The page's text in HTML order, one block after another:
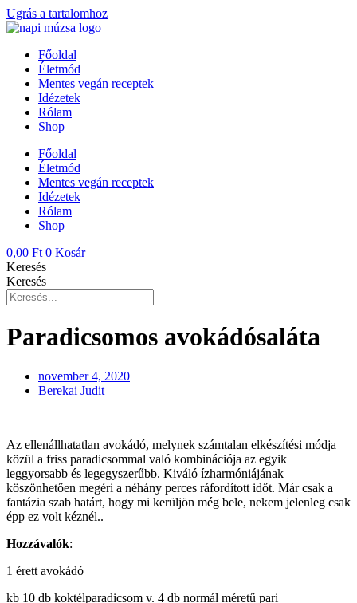
Ugrás a tartalomhoz
Főoldal
Életmód
Mentes vegán receptek
Idézetek
Rólam
Shop
Főoldal
Életmód
Mentes vegán receptek
Idézetek
Rólam
Shop
0,00 Ft 0 Kosár
Keresés
Keresés
Paradicsomos avokádósaláta
november 4, 2020
Berekai Judit
Az ellenállhatatlan avokádó, melynek számtalan elkészítési módja
közül a friss paradicsommal való kombinációja az egyik
leggyorsabb és legegyszerűbb. Kiváló ízharmóniájának
köszönhetően megéri a néhány perces ráfordított időt. Már csak a
fantázia szab határt, hogy mi kerüljön még bele, nekem jelenleg csak
épp ez volt kéznél..
Hozzávalók:
1 érett avokádó
kb 10 db koktélparadicsom v. 4 db normál méretű pari